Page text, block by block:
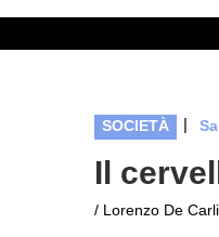
SOCIETÀ |
Il
/ Lorenzo De Carli